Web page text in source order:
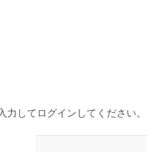
力してログインしてください。